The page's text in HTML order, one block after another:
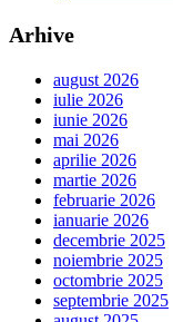
Arhive
august 2026
iulie 2026
iunie 2026
mai 2026
aprilie 2026
martie 2026
februarie 2026
ianuarie 2026
decembrie 2025
noiembrie 2025
octombrie 2025
septembrie 2025